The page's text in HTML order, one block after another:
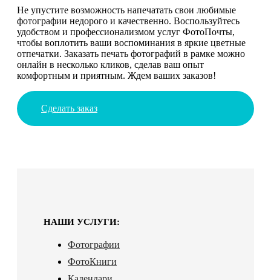
Не упустите возможность напечатать свои любимые
фотографии недорого и качественно. Воспользуйтесь
удобством и профессионализмом услуг ФотоПочты,
чтобы воплотить ваши воспоминания в яркие цветные
отпечатки. Заказать печать фотографий в рамке можно
онлайн в несколько кликов, сделав ваш опыт
комфортным и приятным. Ждем ваших заказов!
Сделать заказ
НАШИ УСЛУГИ:
Фотографии
ФотоКниги